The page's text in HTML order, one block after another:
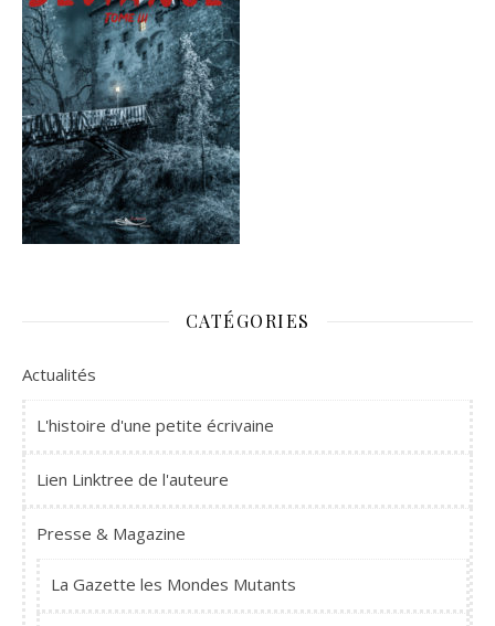
CATÉGORIES
Actualités
L'histoire d'une petite écrivaine
Lien Linktree de l'auteure
Presse & Magazine
La Gazette les Mondes Mutants